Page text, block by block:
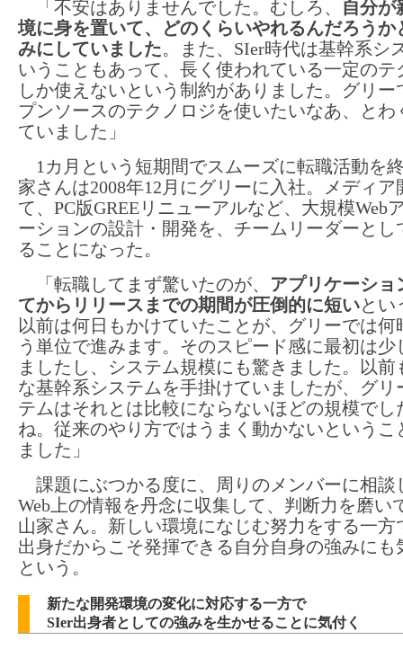
「不安はありませんでした。むしろ、 自分が
境に身を置いて、どのくらいやれるんだろうか
みにしていました。また、SIer時代は基幹系シ
いうこともあって、長く使われている一定のテ
しか使えないという制約がありました。グリー
プンソースのテクノロジを使いたいなあ、とわ
ていました」
1カ月という短期間でスムーズに転職活動を
家さんは2008年12月にグリーに入社。メディア
て、PC版GREEリニューアルなど、大規模Web
ーションの設計・開発を、チームリーダーとし
ることになった。
「転職してまず驚いたのが、 アプリケーショ
てからリリースまでの期間が圧倒的に短いとい
以前は何日もかけていたことが、グリーでは何
う単位で進みます。そのスピード感に最初は少
ましたし、システム規模にも驚きました。以前
な基幹系システムを手掛けていましたが、グリ
テムはそれとは比較にならないほどの規模でし
ね。従来のやり方ではうまく動かないというこ
ました」
課題にぶつかる度に、周りのメンバーに相談
Web上の情報を丹念に収集して、判断力を磨い
山家さん。新しい環境になじむ努力をする一方
出身だからこそ発揮できる自分自身の強みにも
という。
新たな開発環境の変化に対応する一方で
SIer出身者としての強みを生かせることに気付く